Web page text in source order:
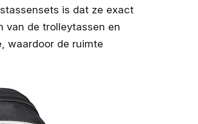
is dat ze exact
van de trolleytassen en
waardoor de ruimte